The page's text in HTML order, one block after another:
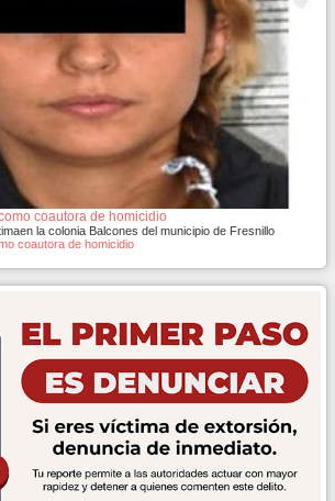
coautora de homicidio
la colonia Balcones del municipio de Fresnillo
coautora de homicidio